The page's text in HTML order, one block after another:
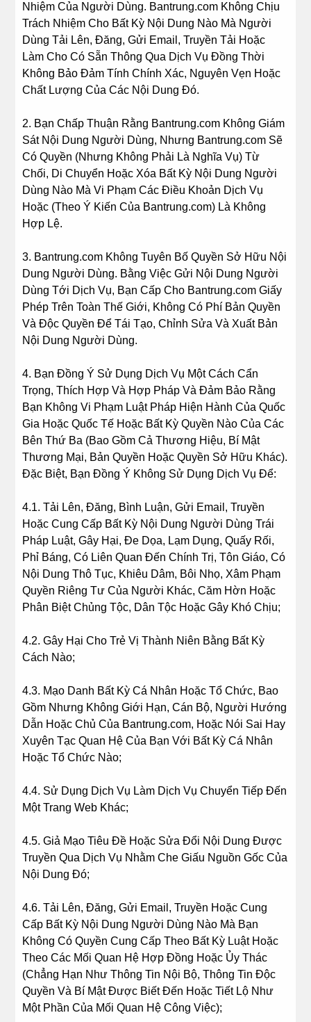
Nhiệm Của Người Dùng. Bantrung.com Không Chịu
Trách Nhiệm Cho Bất Kỳ Nội Dung Nào Mà Người
Dùng Tải Lên, Đăng, Gửi Email, Truyền Tải Hoặc
Làm Cho Có Sẵn Thông Qua Dịch Vụ Đồng Thời
Không Bảo Đảm Tính Chính Xác, Nguyên Vẹn Hoặc
Chất Lượng Của Các Nội Dung Đó.
2. Bạn Chấp Thuận Rằng Bantrung.com Không Giám
Sát Nội Dung Người Dùng, Nhưng Bantrung.com Sẽ
Có Quyền (Nhưng Không Phải Là Nghĩa Vụ) Từ
Chối, Di Chuyển Hoặc Xóa Bất Kỳ Nội Dung Người
Dùng Nào Mà Vi Phạm Các Điều Khoản Dịch Vụ
Hoặc (Theo Ý Kiến Của Bantrung.com) Là Không
Hợp Lệ.
3. Bantrung.com Không Tuyên Bố Quyền Sở Hữu Nội
Dung Người Dùng. Bằng Việc Gửi Nội Dung Người
Dùng Tới Dịch Vụ, Bạn Cấp Cho Bantrung.com Giấy
Phép Trên Toàn Thế Giới, Không Có Phí Bản Quyền
Và Độc Quyền Để Tái Tạo, Chỉnh Sửa Và Xuất Bản
Nội Dung Người Dùng.
4. Bạn Đồng Ý Sử Dụng Dịch Vụ Một Cách Cẩn
Trọng, Thích Hợp Và Hợp Pháp Và Đảm Bảo Rằng
Bạn Không Vi Phạm Luật Pháp Hiện Hành Của Quốc
Gia Hoặc Quốc Tế Hoặc Bất Kỳ Quyền Nào Của Các
Bên Thứ Ba (Bao Gồm Cả Thương Hiệu, Bí Mật
Thương Mại, Bản Quyền Hoặc Quyền Sở Hữu Khác).
Đặc Biệt, Bạn Đồng Ý Không Sử Dụng Dịch Vụ Để:
4.1. Tải Lên, Đăng, Bình Luận, Gửi Email, Truyền
Hoặc Cung Cấp Bất Kỳ Nội Dung Người Dùng Trái
Pháp Luật, Gây Hại, Đe Dọa, Lạm Dụng, Quấy Rối,
Phỉ Báng, Có Liên Quan Đến Chính Trị, Tôn Giáo, Có
Nội Dung Thô Tục, Khiêu Dâm, Bôi Nhọ, Xâm Phạm
Quyền Riêng Tư Của Người Khác, Căm Hờn Hoặc
Phân Biệt Chủng Tộc, Dân Tộc Hoặc Gây Khó Chịu;
4.2. Gây Hại Cho Trẻ Vị Thành Niên Bằng Bất Kỳ
Cách Nào;
4.3. Mạo Danh Bất Kỳ Cá Nhân Hoặc Tổ Chức, Bao
Gồm Nhưng Không Giới Hạn, Cán Bộ, Người Hướng
Dẫn Hoặc Chủ Của Bantrung.com, Hoặc Nói Sai Hay
Xuyên Tạc Quan Hệ Của Bạn Với Bất Kỳ Cá Nhân
Hoặc Tổ Chức Nào;
4.4. Sử Dụng Dịch Vụ Làm Dịch Vụ Chuyển Tiếp Đến
Một Trang Web Khác;
4.5. Giả Mạo Tiêu Đề Hoặc Sửa Đổi Nội Dung Được
Truyền Qua Dịch Vụ Nhằm Che Giấu Nguồn Gốc Của
Nội Dung Đó;
4.6. Tải Lên, Đăng, Gửi Email, Truyền Hoặc Cung
Cấp Bất Kỳ Nội Dung Người Dùng Nào Mà Bạn
Không Có Quyền Cung Cấp Theo Bất Kỳ Luật Hoặc
Theo Các Mối Quan Hệ Hợp Đồng Hoặc Ủy Thác
(Chẳng Hạn Như Thông Tin Nội Bộ, Thông Tin Độc
Quyền Và Bí Mật Được Biết Đến Hoặc Tiết Lộ Như
Một Phần Của Mối Quan Hệ Công Việc);